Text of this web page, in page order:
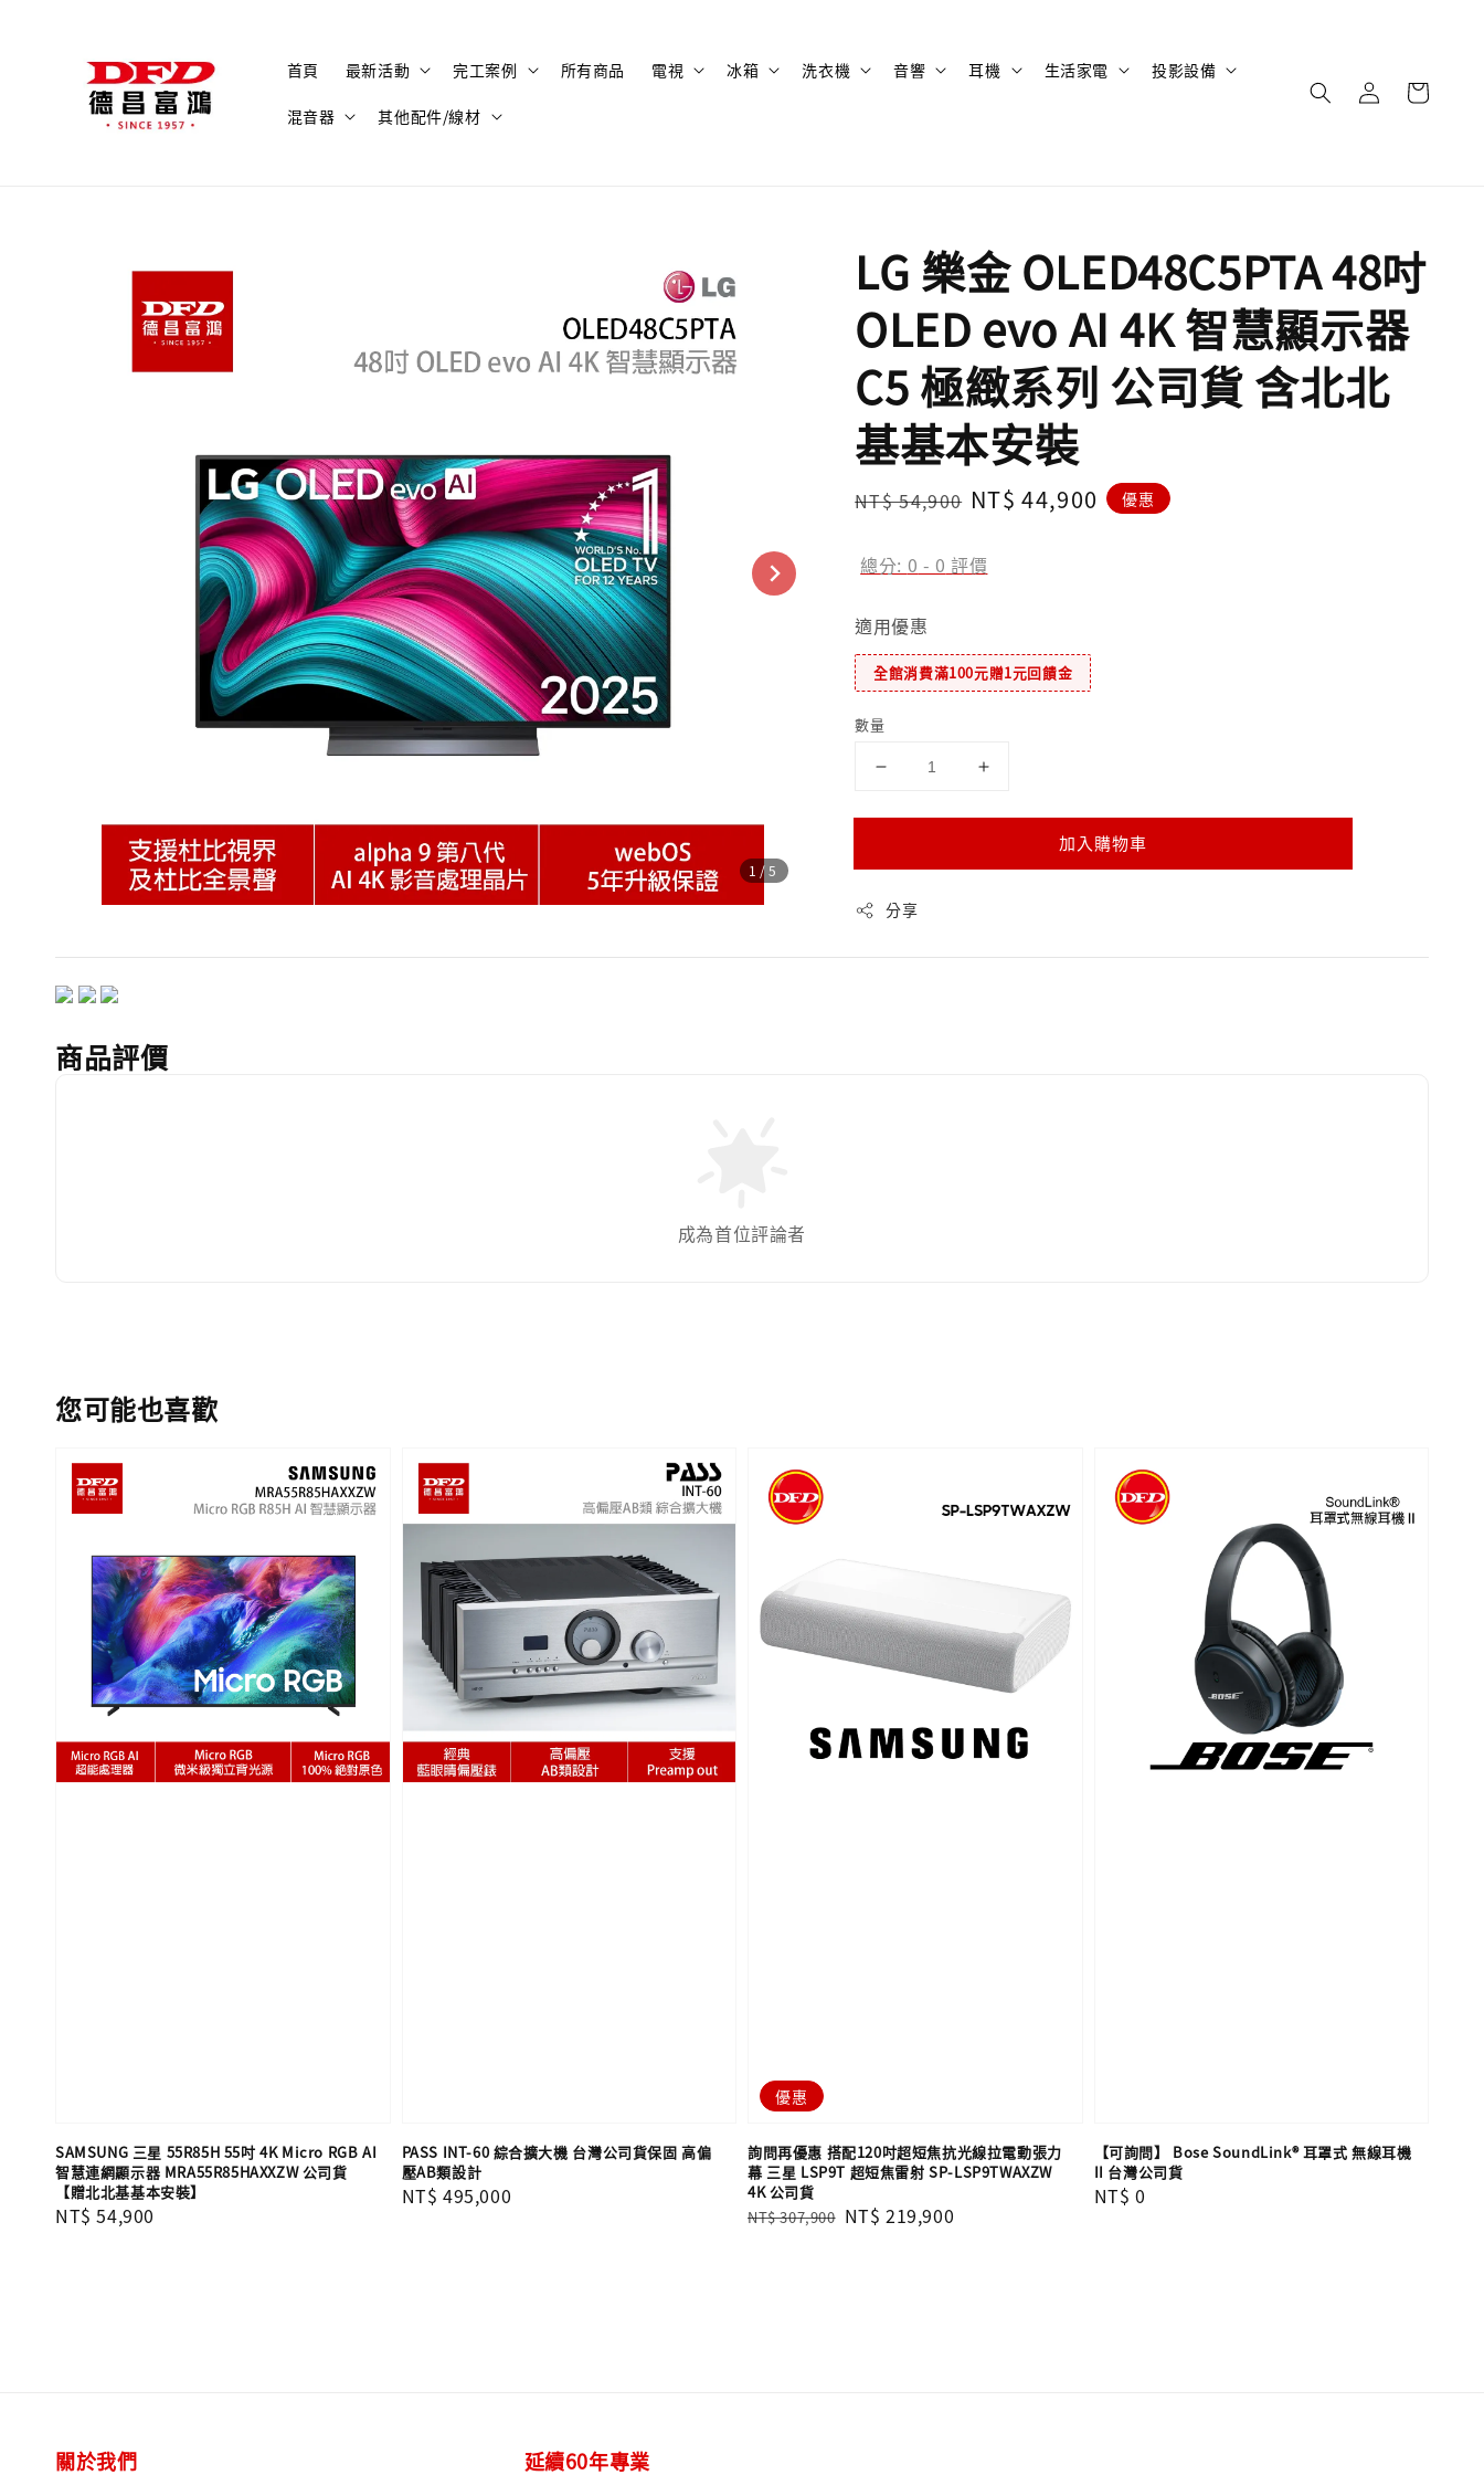
首頁 最新活動 完工案例 所有商品 電視 冰箱 洗衣機 音響 耳機 生活家電 投影設備
混音器 其他配件/線材
1 /5
LG 樂金 OLED48C5PTA 48吋
OLED evo AI 4K 智慧顯示器
C5 極緻系列 公司貨 含北北
基基本安裝
Regular
NT$ 54,900 Sale
NT$ 44,900 優惠
總分: 0 - 0 評價
適用優惠
全館消費滿100元贈1元回饋金
數量
加入購物車
分享
商品評價
成為首位評論者
您可能也喜歡
SAMSUNG 三星 55R85H 55吋 4K Micro RGB AI
智慧連網顯示器 MRA55R85HAXXZW 公司貨
【贈北北基基本安裝】
Regular
NT$ 54,900
PASS INT-60 綜合擴大機 台灣公司貨保固 高偏
壓AB類設計
Regular
NT$ 495,000
優惠
詢問再優惠 搭配120吋超短焦抗光線拉電動張力
幕 三星 LSP9T 超短焦雷射 SP-LSP9TWAXZW
4K 公司貨
Regular
NT$ 307,900 Sale
NT$ 219,900
【可詢問】 Bose SoundLink® 耳罩式 無線耳機
II 台灣公司貨
Regular
NT$ 0
關於我們 延續60年專業